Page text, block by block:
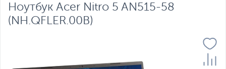
Ноутбук Acer Nitro 5 AN515-58
(NH.QFLER.00B)